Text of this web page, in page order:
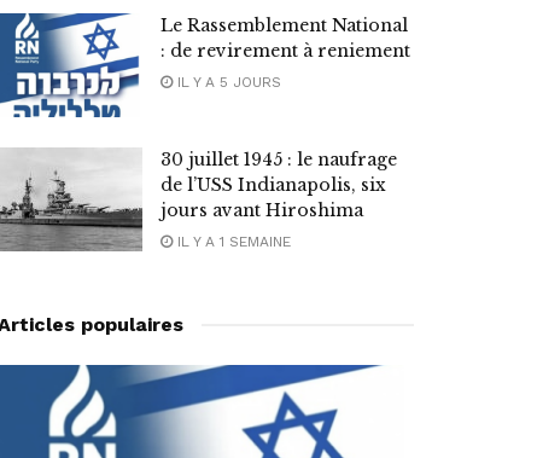
Le Rassemblement National
: de revirement à reniement
IL Y A 5 JOURS
30 juillet 1945 : le naufrage
de l’USS Indianapolis, six
jours avant Hiroshima
IL Y A 1 SEMAINE
populaires